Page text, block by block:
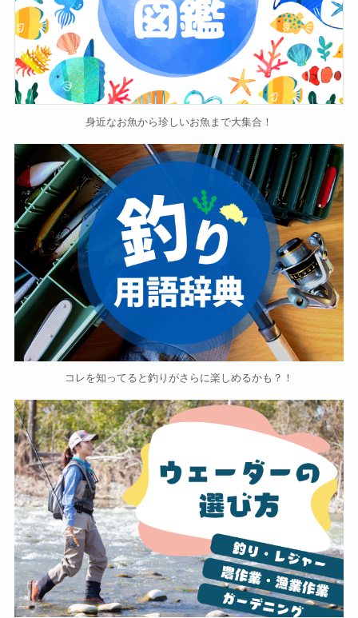
身近なお魚から珍しいお魚まで大集合！
コレを知ってると釣りがさらに楽しめるかも？！